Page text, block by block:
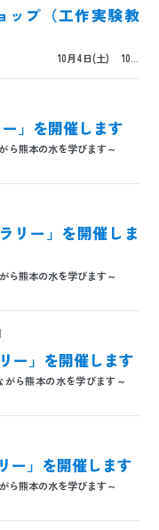
한국어
ップ（工作実験教
）」 10月4日(土) 10...
」を開催します
がら熊本の水を学びます～
リー」を開催しま
がら熊本の水を学びます～
ー」を開催します
がら熊本の水を学びます～
ー」を開催します
がら熊本の水を学びます～